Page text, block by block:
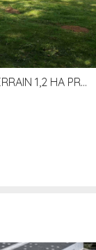
A VENDRE - BÂTIMENT INDUSTRIEL SUR TERRAIN 1,2 HA PROCHE ÉCHANGEUR A10 - SOUDAN (79)